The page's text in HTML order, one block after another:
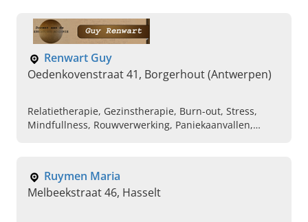
Renwart Guy
Oedenkovenstraat 41, Borgerhout (Antwerpen)
Relatietherapie, Gezinstherapie, Burn-out, Stress,
Mindfullness, Rouwverwerking, Paniekaanvallen,
Ruymen Maria
Melbeekstraat 46, Hasselt